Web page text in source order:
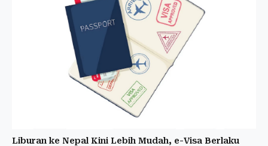
Liburan ke Nepal Kini Lebih Mudah, e-Visa Berlaku